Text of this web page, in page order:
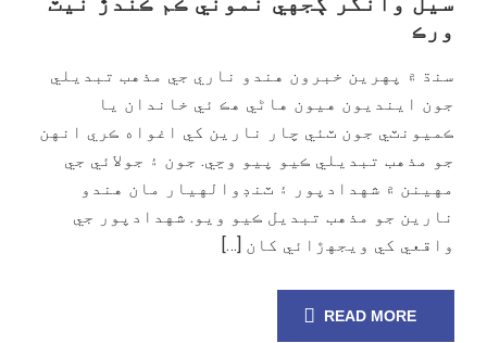
ورڪ
سنڌ ۾ پهرين خبرون هندو ناري جي مذهب تبديلي
جون اينديون هيون هاڻي هڪ ئي خاندان يا
ڪميونٽي جون ٽئي چار نارين کي اغواه ڪري انهن
جو مذهب تبديلي ڪيو پيو وڃي. جون ۽ جولائي جي
مهينن ۾ شهدادپور ۽ ٽنڊوالهيار مان هندو
نارين جو مذهب تبديل ڪيو ويو. شهدادپور جي
واقعي کي ويجهڙائي کان […]
READ MORE